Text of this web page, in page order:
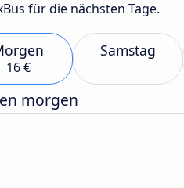
für die nächsten Tage.
16 €
Samstag
morgen